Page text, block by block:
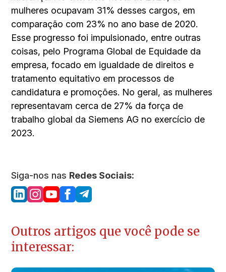
mulheres ocupavam 31% desses cargos, em
comparação com 23% no ano base de 2020.
Esse progresso foi impulsionado, entre outras
coisas, pelo Programa Global de Equidade da
empresa, focado em igualdade de direitos e
tratamento equitativo em processos de
candidatura e promoções. No geral, as mulheres
representavam cerca de 27% da força de
trabalho global da Siemens AG no exercício de
2023.
Siga-nos nas Redes Sociais:
Outros artigos que você pode se
interessar: